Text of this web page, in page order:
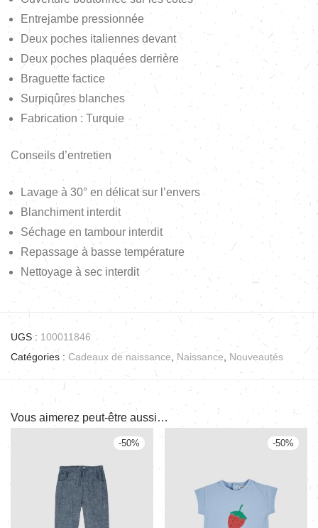
Entrejambe pressionnée
Deux poches italiennes devant
Deux poches plaquées derrière
Braguette factice
Surpiqûres blanches
Fabrication : Turquie
Conseils d’entretien
Lavage à 30° en délicat sur l’envers
Blanchiment interdit
Séchage en tambour interdit
Repassage à basse température
Nettoyage à sec interdit
UGS : 100011846
Catégories : Cadeaux de naissance Naissance Nouveautés
Vous aimerez peut-être aussi…
-50% -50%